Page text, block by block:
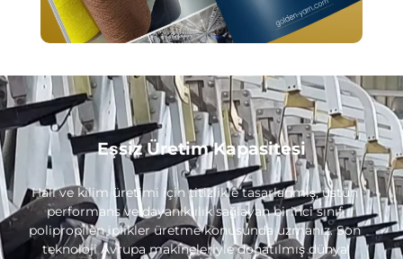
Eşsiz Üretim Kapasitesi
Halı ve kilim üretimi için titizlikle tasarlanmış, üstün
performans ve dayanıklılık sağlayan birinci sınıf
polipropilen iplikler üretme konusunda uzmanız. Son
teknoloji Avrupa makineleriyle donatılmış dünya